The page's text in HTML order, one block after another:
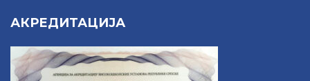
АКРЕДИТАЦИЈА